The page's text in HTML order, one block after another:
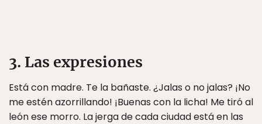
3. Las expresiones
Está con madre. Te la bañaste. ¿Jalas o no jalas? ¡No
me estén azorrillando! ¡Buenas con la licha! Me tiró al
león ese morro. La jerga de cada ciudad está en las